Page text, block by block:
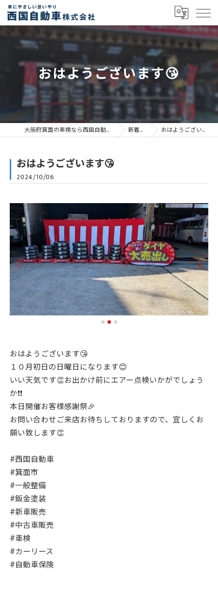
おはようございます😘
大阪府箕面の車検なら西国自動車株式会社 新着情報 おはようございます😘
おはようございます😘
2024/10/06
おはようございます😘
１０月初日の日曜日になります😊
いい天気です👏お出かけ前にエアー点検いかがでしょう
か❗❗
本日開催お客様感謝祭🎉
お問い合わせご来店お待ちしておりますので、宜しくお
願い致します👏
#西国自動車
#箕面市
#一般整備
#鈑金塗装
#新車販売
#中古車販売
#車検
#カーリース
#自動車保険